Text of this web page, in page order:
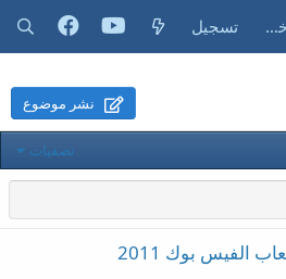
تسجيل الدخول تسجيل
نشر موضوع
تصفيات
الفيس بوك 2011